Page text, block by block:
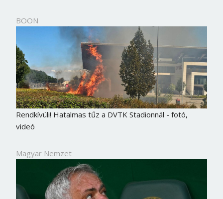
BOON
Rendkívüli! Hatalmas tűz a DVTK Stadionnál - fotó,
videó
Magyar Nemzet